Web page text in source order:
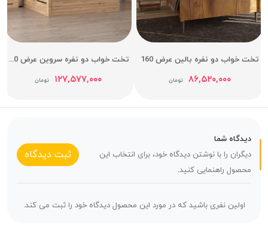
تخت خواب دو نفره بالین عرض 160
۸۶,۵۲۰,۰۰۰ تومان
تخت خواب دو نفره سروین عرض 160
۱۲۷,۵۷۷,۰۰۰ تومان
دیدگاه شما
دیگران را با نوشتن دیدگاه خود، برای انتخاب این
محصول راهنمایی کنید.
ثبت دیدگاه
اولین نفری باشید که در مورد این محصول دیدگاه خود را ثبت می کند.